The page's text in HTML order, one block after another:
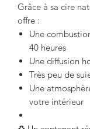
Grâce à sa cire
offre :
Une
40 heures
Une diffusion
Très peu de
Une
votre intérieur